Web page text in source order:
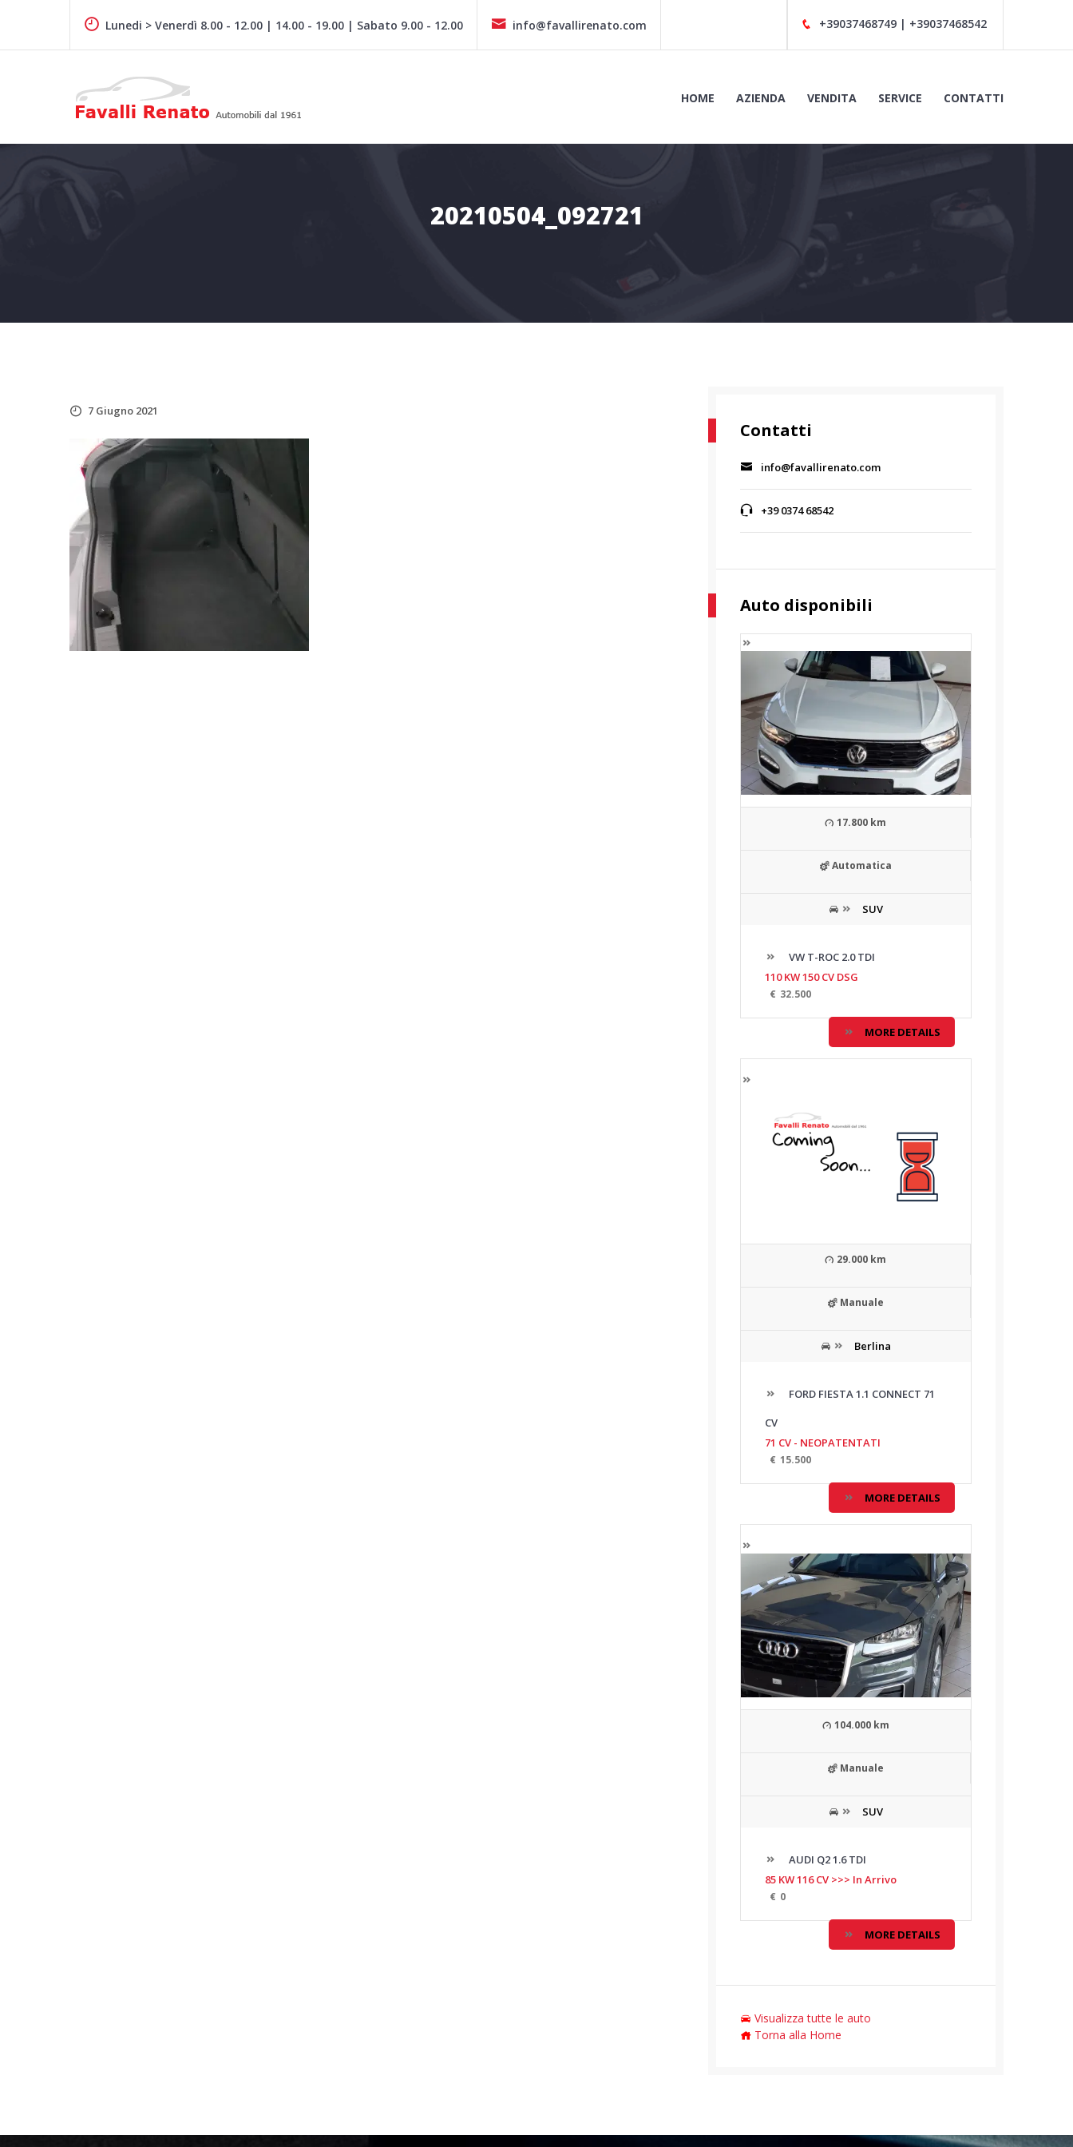
Lunedi > Venerdì 8.00 - 12.00 | 14.00 - 19.00 | Sabato 9.00 - 12.00 info@favallirenato.com
Auto dal 1961
HOME AZIENDA VENDITA SERVICE CONTATTI
20210504_092721
7 Giugno 2021
Contatti
info@favallirenato.com
+39 0374 68542
Auto disponibili
17.800 km
Automatica
SUV
VW T-ROC 2.0 TDI
110 KW 150 CV DSG
€ 32.500
MORE DETAILS
29.000 km
Manuale
Berlina
FORD FIESTA 1.1 CONNECT 71
CV
71 CV - NEOPATENTATI
€ 15.500
MORE DETAILS
104.000 km
Manuale
SUV
AUDI Q2 1.6 TDI
85 KW 116 CV >>> In Arrivo
€ 0
MORE DETAILS
Visualizza tutte le auto
Torna alla Home